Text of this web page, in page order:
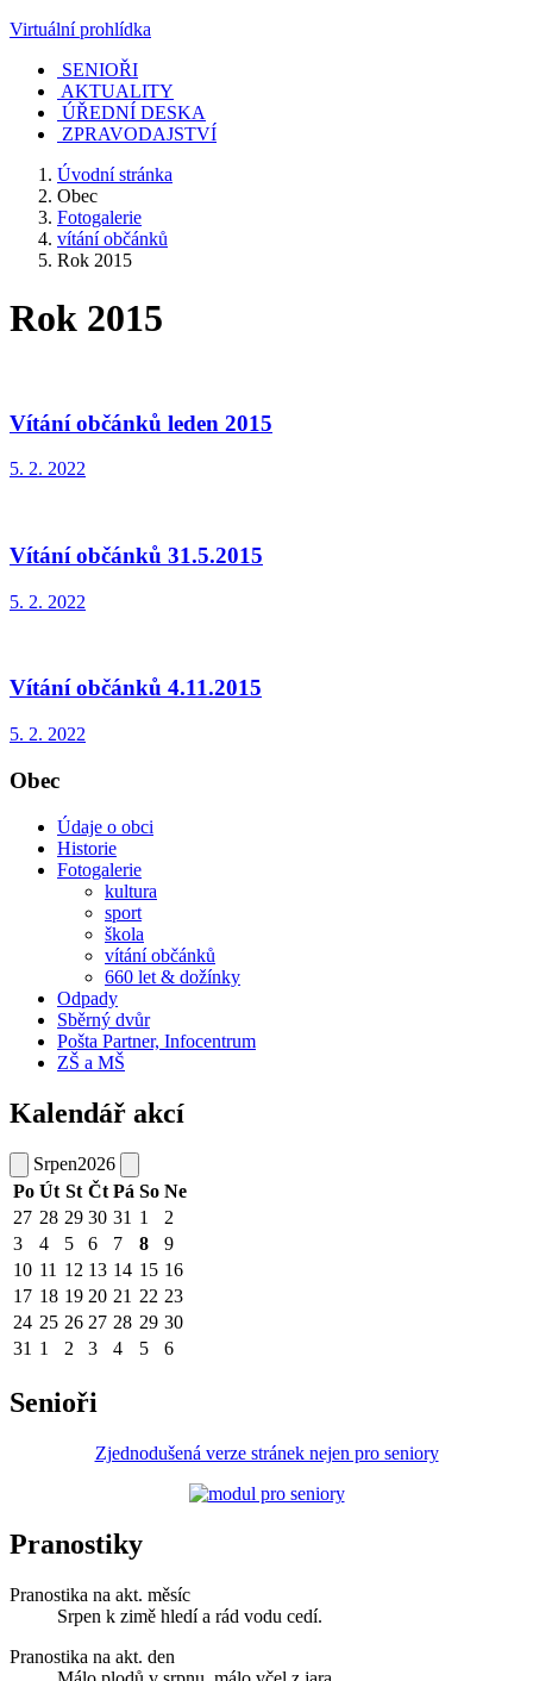
Virtuální prohlídka
SENIOŘI
AKTUALITY
ÚŘEDNÍ DESKA
ZPRAVODAJSTVÍ
Úvodní stránka
Obec
Fotogalerie
vítání občánků
Rok 2015
Rok 2015
Vítání občánků leden 2015
5. 2. 2022
Vítání občánků 31.5.2015
5. 2. 2022
Vítání občánků 4.11.2015
5. 2. 2022
Obec
Údaje o obci
Historie
Fotogalerie
kultura
sport
škola
vítání občánků
660 let & dožínky
Odpady
Sběrný dvůr
Pošta Partner, Infocentrum
ZŠ a MŠ
Kalendář akcí
Srpen2026
Po Út St Čt Pá So Ne
27 28 29 30 31 1
2
3
4 5 6 7 8
9
10 11 12 13 14 15 16
17 18 19 20 21 22 23
24 25 26 27 28 29 30
31 1 2 3 4 5 6
Senioři
Zjednodušená verze stránek nejen pro seniory
Pranostiky
Pranostika na akt. měsíc
Srpen k zimě hledí a rád vodu cedí.
Pranostika na akt. den